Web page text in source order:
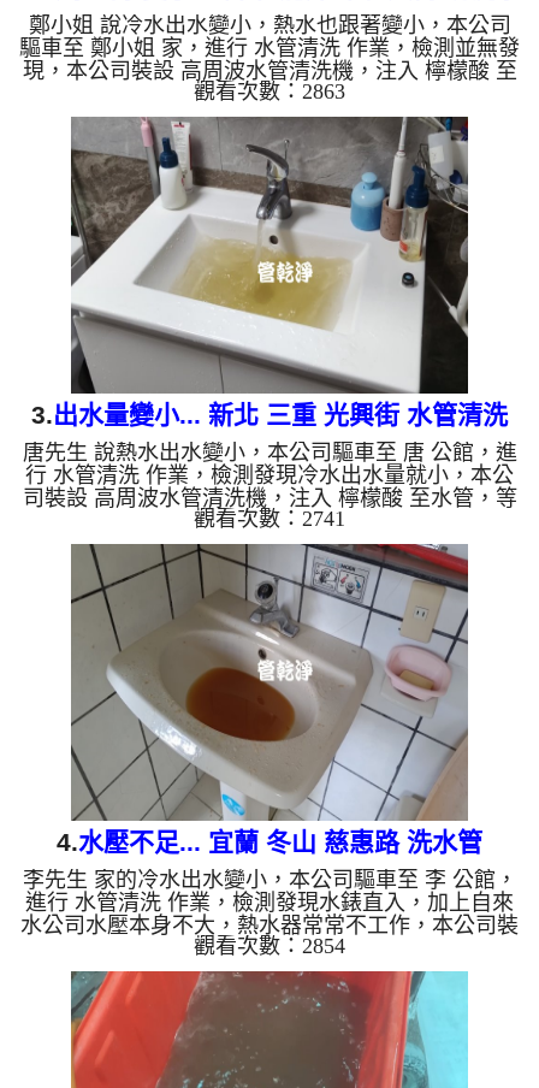
管
鄭小姐 說冷水出水變小，熱水也跟著變小，本公司
驅車至 鄭小姐 家，進行 水管清洗 作業，檢測並無發
現，本公司裝設 高周波水管清洗機，注入 檸檬酸 至
水管，等了約15分，開啟 水管清洗機 ，啟動 螺旋
波 模式，一洗水管就噴出髒水，二個多小時後，出
水量恢復了。 如是自來水，如水管老化，會產生鐵
鏽跟泥沙堆積，洗出來的水就會是咖啡色，地下水含
有氧化錳，管壁上會結成黑色管垢，洗出來的水會跟
石油一樣黑，有些洗出綠色的水，是因為裡面有銅的
物質，生鏽產生銅綠，如是藍色的水，是因為水龍頭
合金的養化造成，有些...
觀看次數：2863
3.出水量變小... 新北 三重 光興街 水管清洗
唐先生 說熱水出水變小，本公司驅車至 唐 公館，進
行 水管清洗 作業，檢測發現冷水出水量就小，本公
司裝設 高周波水管清洗機，注入 檸檬酸 至水管，等
了約15分，開啟 水管清洗機 ，啟動 螺旋波 模式，一
洗水管就流出泥水，二個多小時後，水出水量恢復
了。 如是自來水，如水管老化，會產生鐵鏽跟泥沙
堆積，洗出來的水就會是咖啡色，地下水含有氧化
錳，管壁上會結成黑色管垢，洗出來的水會跟石油一
樣黑，有些洗出綠色的水，是因為裡面有銅的物質，
生鏽產生銅綠，如是藍色的水，是因為水龍頭合金的
養化造成，有些水管洗...
觀看次數：2741
4.水壓不足... 宜蘭 冬山 慈惠路 洗水管
李先生 家的冷水出水變小，本公司驅車至 李 公館，
進行 水管清洗 作業，檢測發現水錶直入，加上自來
水公司水壓本身不大，熱水器常常不工作，本公司裝
設 高周波水管清洗機，注入 檸檬酸 至水管，等了約
15分，開啟 水管清洗機 ，啟動 螺旋波 模式，一洗水
管就流出土色髒水，二個多小時後，水出水量恢復
了。 如是自來水，如水管老化，會產生鐵鏽跟泥沙
堆積，洗出來的水就會是咖啡色，地下水含有氧化
錳，管壁上會結成黑色管垢，洗出來的水會跟石油一
觀看次數：2854